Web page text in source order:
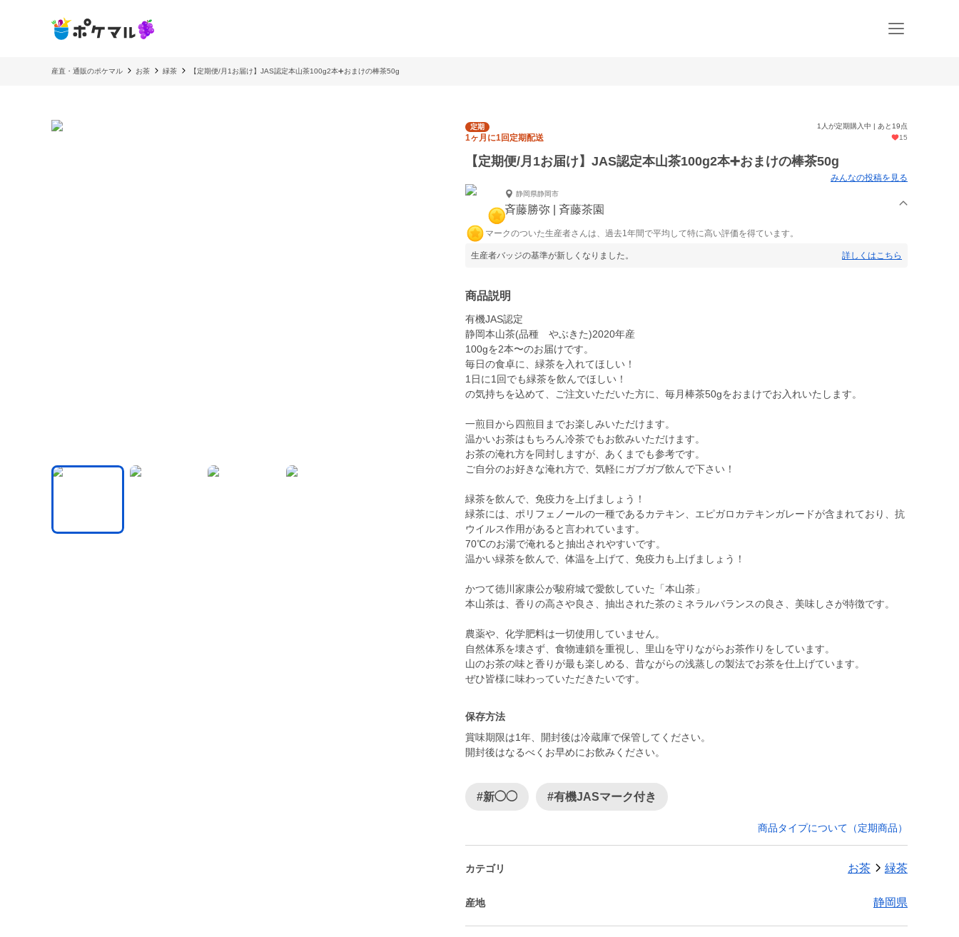
産直・通販のポケマル お茶 緑茶 【定期便/月1お届け】JAS認定本山茶100g2本➕おまけの棒茶50g
定期 1人が定期購入中 | あと19点
1ヶ月に1回定期配送 15
【定期便/月1お届け】JAS認定本山茶100g2本➕おまけの棒茶50g
みんなの投稿を見る
静岡県静岡市
斉藤勝弥 | 斉藤茶園
マークのついた生産者さんは、過去1年間で平均して特に高い評価を得ています。
生産者バッジの基準が新しくなりました。 詳しくはこちら
商品説明
有機JAS認定
静岡本山茶(品種 やぶきた)2020年産
100gを2本〜のお届けです。
毎日の食卓に、緑茶を入れてほしい！
1日に1回でも緑茶を飲んでほしい！
の気持ちを込めて、ご注文いただいた方に、毎月棒茶50gをおまけでお入れいたします。
一煎目から四煎目までお楽しみいただけます。
温かいお茶はもちろん冷茶でもお飲みいただけます。
お茶の淹れ方を同封しますが、あくまでも参考です。
ご自分のお好きな淹れ方で、気軽にガブガブ飲んで下さい！
緑茶を飲んで、免疫力を上げましょう！
緑茶には、ポリフェノールの一種であるカテキン、エピガロカテキンガレードが含まれており、抗
ウイルス作用があると言われています。
70℃のお湯で淹れると抽出されやすいです。
温かい緑茶を飲んで、体温を上げて、免疫力も上げましょう！
かつて徳川家康公が駿府城で愛飲していた「本山茶」
本山茶は、香りの高さや良さ、抽出された茶のミネラルバランスの良さ、美味しさが特徴です。
農薬や、化学肥料は一切使用していません。
自然体系を壊さず、食物連鎖を重視し、里山を守りながらお茶作りをしています。
山のお茶の味と香りが最も楽しめる、昔ながらの浅蒸しの製法でお茶を仕上げています。
保存方法
賞味期限は1年、開封後は冷蔵庫で保管してください。
開封後はなるべくお早めにお飲みください。
#新◯◯ #有機JASマーク付き
商品タイプについて（定期商品）
カテゴリ お茶 緑茶
産地 静岡県